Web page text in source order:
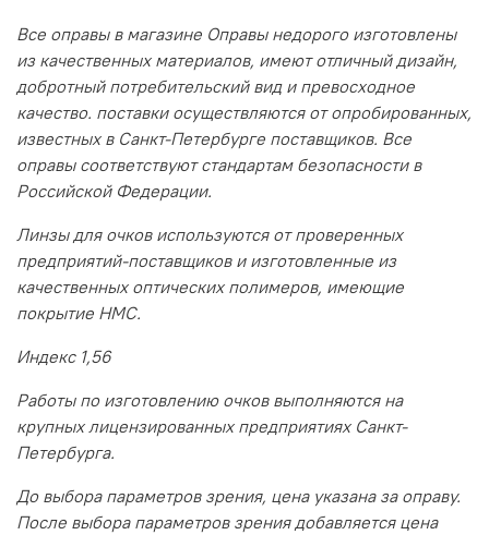
Все оправы в магазине Оправы недорого изготовлены
из качественных материалов, имеют отличный дизайн,
добротный потребительский вид и превосходное
качество. поставки осуществляются от опробированных,
известных в Санкт-Петербурге поставщиков. Все
оправы соответствуют стандартам безопасности в
Российской Федерации.
Линзы для очков используются от проверенных
предприятий-поставщиков и изготовленные из
качественных оптических полимеров, имеющие
покрытие HMC.
Индекс 1,56
Работы по изготовлению очков выполняются на
крупных лицензированных предприятиях Санкт-
Петербурга.
До выбора параметров зрения, цена указана за оправу.
После выбора параметров зрения добавляется цена